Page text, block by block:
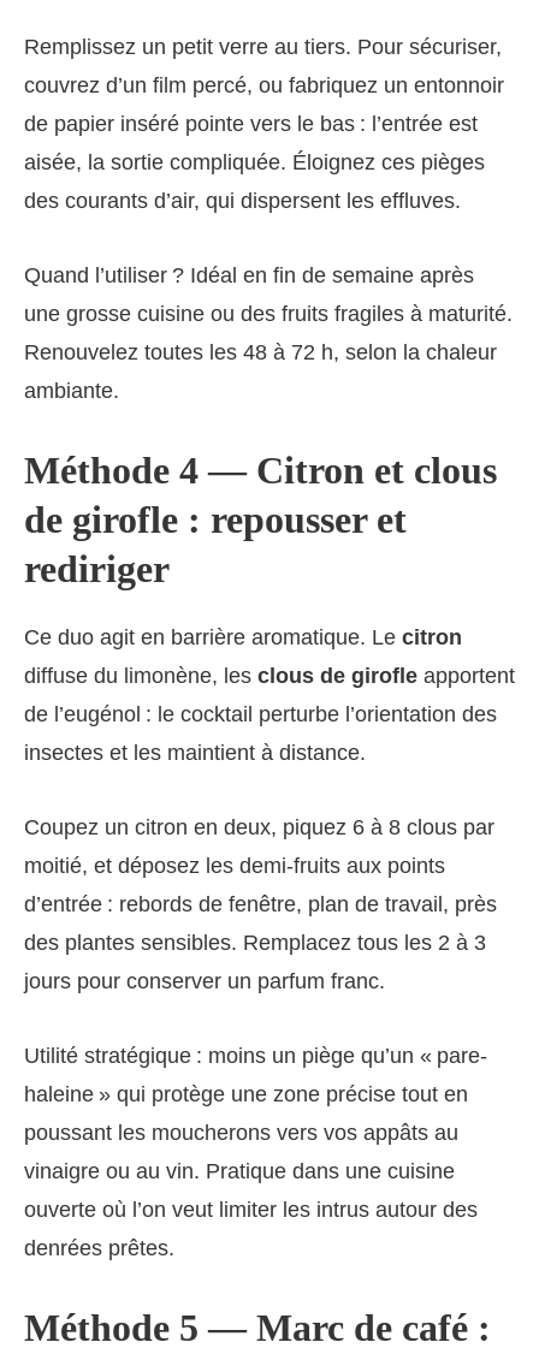
Remplissez un petit verre au tiers. Pour sécuriser,
couvrez d’un film percé, ou fabriquez un entonnoir
de papier inséré pointe vers le bas : l’entrée est
aisée, la sortie compliquée. Éloignez ces pièges
des courants d’air, qui dispersent les effluves.
Quand l’utiliser ? Idéal en fin de semaine après
une grosse cuisine ou des fruits fragiles à maturité.
Renouvelez toutes les 48 à 72 h, selon la chaleur
ambiante.
Méthode 4 — Citron et clous
de girofle : repousser et
rediriger
Ce duo agit en barrière aromatique. Le citron
diffuse du limonène, les clous de girofle apportent
de l’eugénol : le cocktail perturbe l’orientation des
insectes et les maintient à distance.
Coupez un citron en deux, piquez 6 à 8 clous par
moitié, et déposez les demi-fruits aux points
d’entrée : rebords de fenêtre, plan de travail, près
des plantes sensibles. Remplacez tous les 2 à 3
jours pour conserver un parfum franc.
Utilité stratégique : moins un piège qu’un « pare-
haleine » qui protège une zone précise tout en
poussant les moucherons vers vos appâts au
vinaigre ou au vin. Pratique dans une cuisine
ouverte où l’on veut limiter les intrus autour des
denrées prêtes.
Méthode 5 — Marc de café :